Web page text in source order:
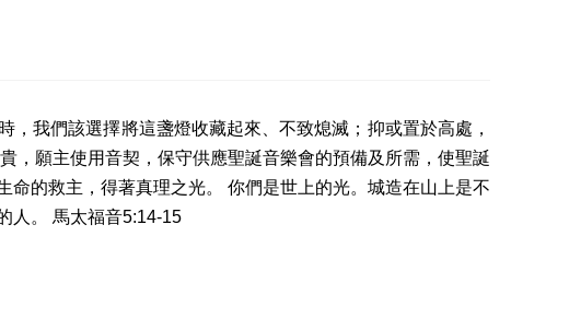
我們該選擇將這盞燈收藏起來、不致熄滅；抑或置於高處，
，願主使用音契，保守供應聖誕音樂會的預備及所需，使聖誕
的救主，得著真理之光。 你們是世上的光。城造在山上是不
人。 馬太福音5:14-15